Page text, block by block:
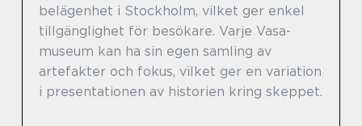
belägenhet i Stockholm, vilket ger enkel
tillgänglighet för besökare. Varje Vasa-
museum kan ha sin egen samling av
artefakter och fokus, vilket ger en variation
i presentationen av historien kring skeppet.